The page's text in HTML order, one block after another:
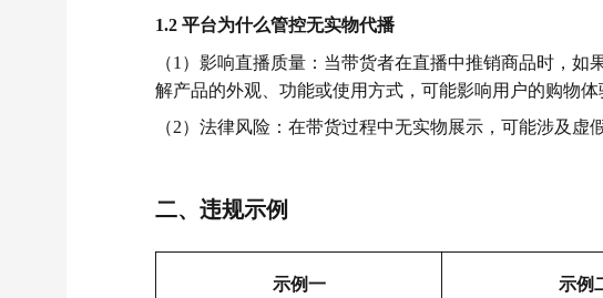
1.2 平台为什么管控无实物代播
（1）影响直播质量：当带货者在直播中推销商品时，
解产品的外观、功能或使用方式，可能影响用户的购物体
（2）法律风险：在带货过程中无实物展示，可能涉及虚
二、违规示例
示例一 示例